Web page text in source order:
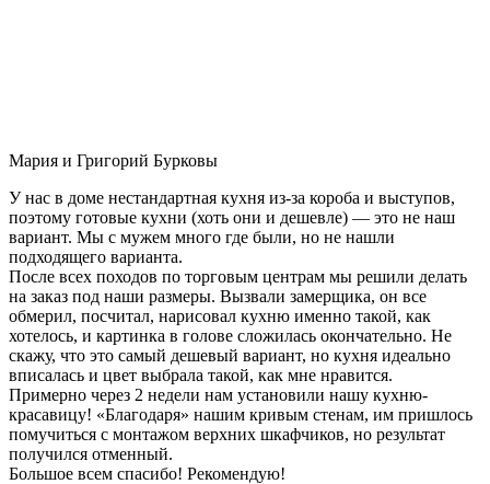
Мария и Григорий Бурковы
У нас в доме нестандартная кухня из-за короба и выступов,
поэтому готовые кухни (хоть они и дешевле) — это не наш
вариант. Мы с мужем много где были, но не нашли
подходящего варианта.
После всех походов по торговым центрам мы решили делать
на заказ под наши размеры. Вызвали замерщика, он все
обмерил, посчитал, нарисовал кухню именно такой, как
хотелось, и картинка в голове сложилась окончательно. Не
скажу, что это самый дешевый вариант, но кухня идеально
вписалась и цвет выбрала такой, как мне нравится.
Примерно через 2 недели нам установили нашу кухню-
красавицу! «Благодаря» нашим кривым стенам, им пришлось
помучиться с монтажом верхних шкафчиков, но результат
получился отменный.
Большое всем спасибо! Рекомендую!